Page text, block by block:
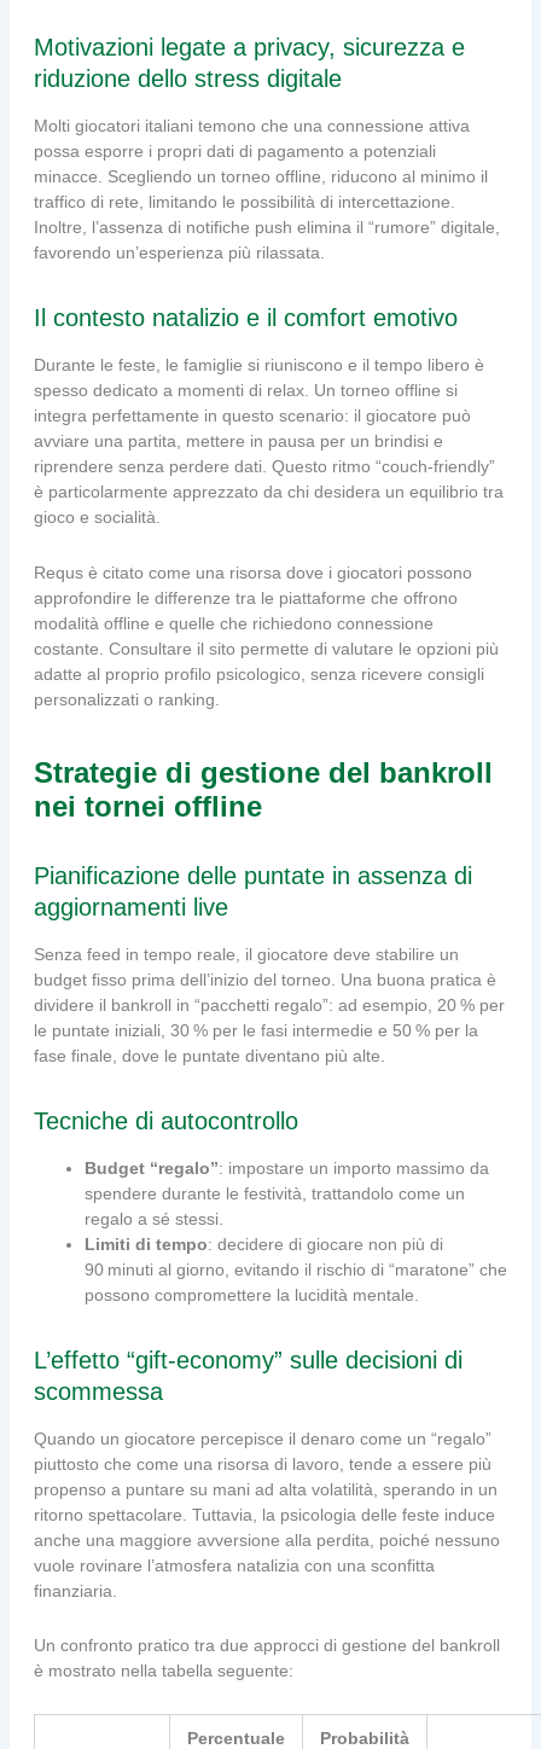
Motivazioni legate a privacy, sicurezza e
riduzione dello stress digitale
Molti giocatori italiani temono che una connessione attiva
possa esporre i propri dati di pagamento a potenziali
minacce. Scegliendo un torneo offline, riducono al minimo il
traffico di rete, limitando le possibilità di intercettazione.
Inoltre, l’assenza di notifiche push elimina il “rumore” digitale,
favorendo un’esperienza più rilassata.
Il contesto natalizio e il comfort emotivo
Durante le feste, le famiglie si riuniscono e il tempo libero è
spesso dedicato a momenti di relax. Un torneo offline si
integra perfettamente in questo scenario: il giocatore può
avviare una partita, mettere in pausa per un brindisi e
riprendere senza perdere dati. Questo ritmo “couch‑friendly”
è particolarmente apprezzato da chi desidera un equilibrio tra
gioco e socialità.
Requs è citato come una risorsa dove i giocatori possono
approfondire le differenze tra le piattaforme che offrono
modalità offline e quelle che richiedono connessione
costante. Consultare il sito permette di valutare le opzioni più
adatte al proprio profilo psicologico, senza ricevere consigli
personalizzati o ranking.
Strategie di gestione del bankroll
nei tornei offline
Pianificazione delle puntate in assenza di
aggiornamenti live
Senza feed in tempo reale, il giocatore deve stabilire un
budget fisso prima dell’inizio del torneo. Una buona pratica è
dividere il bankroll in “pacchetti regalo”: ad esempio, 20 % per
le puntate iniziali, 30 % per le fasi intermedie e 50 % per la
fase finale, dove le puntate diventano più alte.
Tecniche di autocontrollo
Budget “regalo”: impostare un importo massimo da
spendere durante le festività, trattandolo come un
regalo a sé stessi.
Limiti di tempo: decidere di giocare non più di
90 minuti al giorno, evitando il rischio di “maratone” che
possono compromettere la lucidità mentale.
L’effetto “gift‑economy” sulle decisioni di
scommessa
Quando un giocatore percepisce il denaro come un “regalo”
piuttosto che come una risorsa di lavoro, tende a essere più
propenso a puntare su mani ad alta volatilità, sperando in un
ritorno spettacolare. Tuttavia, la psicologia delle feste induce
anche una maggiore avversione alla perdita, poiché nessuno
vuole rovinare l’atmosfera natalizia con una sconfitta
finanziaria.
Un confronto pratico tra due approcci di gestione del bankroll
è mostrato nella tabella seguente:
Percentuale
Probabilità